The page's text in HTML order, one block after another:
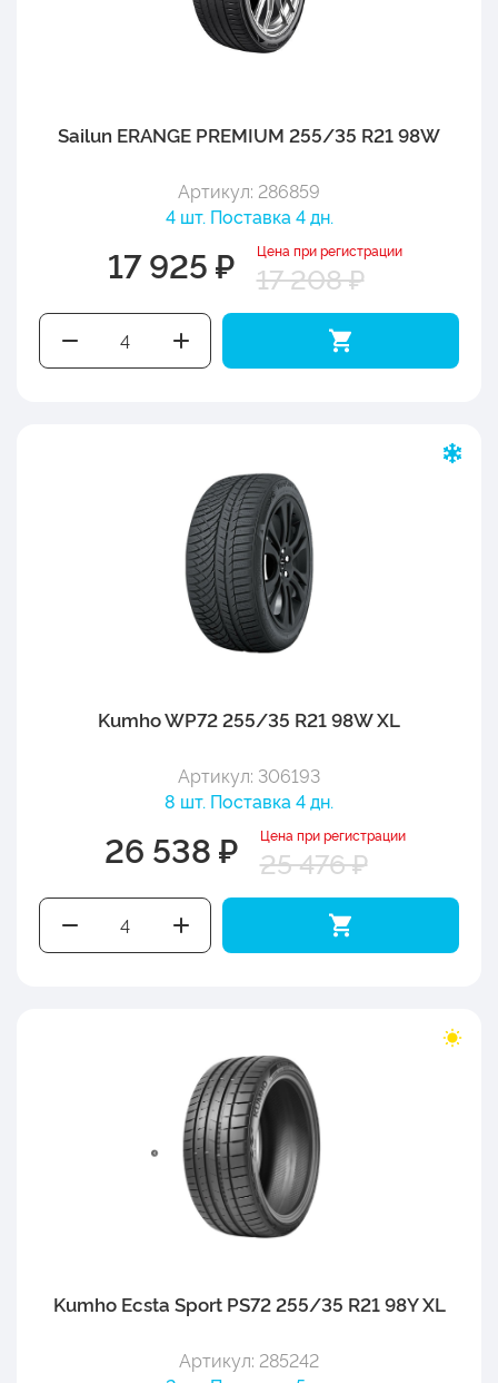
Sailun ERANGE PREMIUM 255/35 R21 98W
Артикул: 286859
4 шт. Поставка 4 дн.
17 925 ₽ Цена при регистрации
17 208 ₽
Kumho WP72 255/35 R21 98W XL
Артикул: 306193
8 шт. Поставка 4 дн.
26 538 ₽ Цена при регистрации
25 476 ₽
Kumho Ecsta Sport PS72 255/35 R21 98Y XL
Артикул: 285242